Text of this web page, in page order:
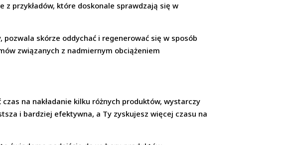
przykładów, które doskonale sprawdzają się w
skórze oddychać i regenerować się w sposób
związanych z nadmiernym obciążeniem
na nakładanie kilku różnych produktów, wystarczy
i bardziej efektywna, a Ty zyskujesz więcej czasu na